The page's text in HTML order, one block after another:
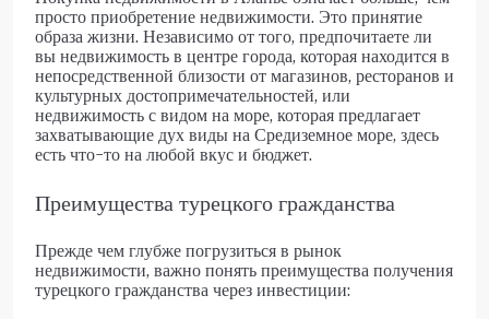
просто приобретение недвижимости. Это принятие
образа жизни. Независимо от того, предпочитаете ли
вы недвижимость в центре города, которая находится в
непосредственной близости от магазинов, ресторанов и
культурных достопримечательностей, или
недвижимость с видом на море, которая предлагает
захватывающие дух виды на Средиземное море, здесь
есть что-то на любой вкус и бюджет.
Преимущества турецкого гражданства
Прежде чем глубже погрузиться в рынок
недвижимости, важно понять преимущества получения
турецкого гражданства через инвестиции: